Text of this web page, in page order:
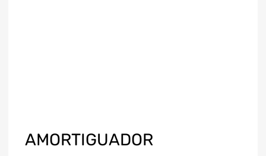
AMORTIGUADOR